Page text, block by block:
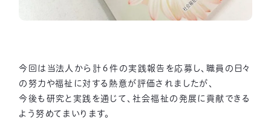
今回は当法人から計６件の実践報告を応募し、職員の日々
の努力や福祉に対する熱意が評価されましたが、
今後も研究と実践を通じて、社会福祉の発展に貢献できる
よう努めてまいります。